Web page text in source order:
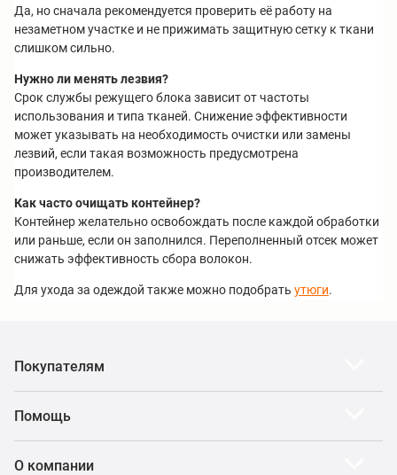
Да, но сначала рекомендуется проверить её работу на
незаметном участке и не прижимать защитную сетку к ткани
слишком сильно.
Нужно ли менять лезвия?
Срок службы режущего блока зависит от частоты
использования и типа тканей. Снижение эффективности
может указывать на необходимость очистки или замены
лезвий, если такая возможность предусмотрена
производителем.
Как часто очищать контейнер?
Контейнер желательно освобождать после каждой обработки
или раньше, если он заполнился. Переполненный отсек может
снижать эффективность сбора волокон.
Для ухода за одеждой также можно подобрать утюги.
Покупателям
Помощь
О компании